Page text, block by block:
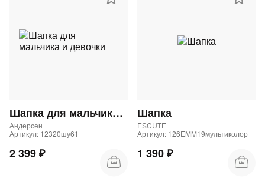
Шапка для мальчика и девочки
Андерсен
Артикул: 12320шу61
2 399 ₽
Шапка
ESCUTE
Артикул: 126EMM19мультиколор
1 390 ₽